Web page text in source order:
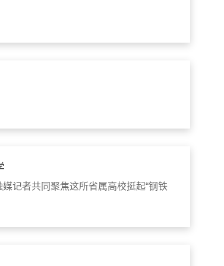
记者共同聚焦这所省属高校挺起“钢铁